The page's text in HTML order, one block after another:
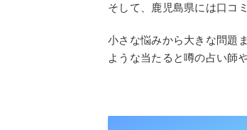
そして、鹿児島県には口コ
小さな悩みから大きな問題
ような当たると噂の占い師